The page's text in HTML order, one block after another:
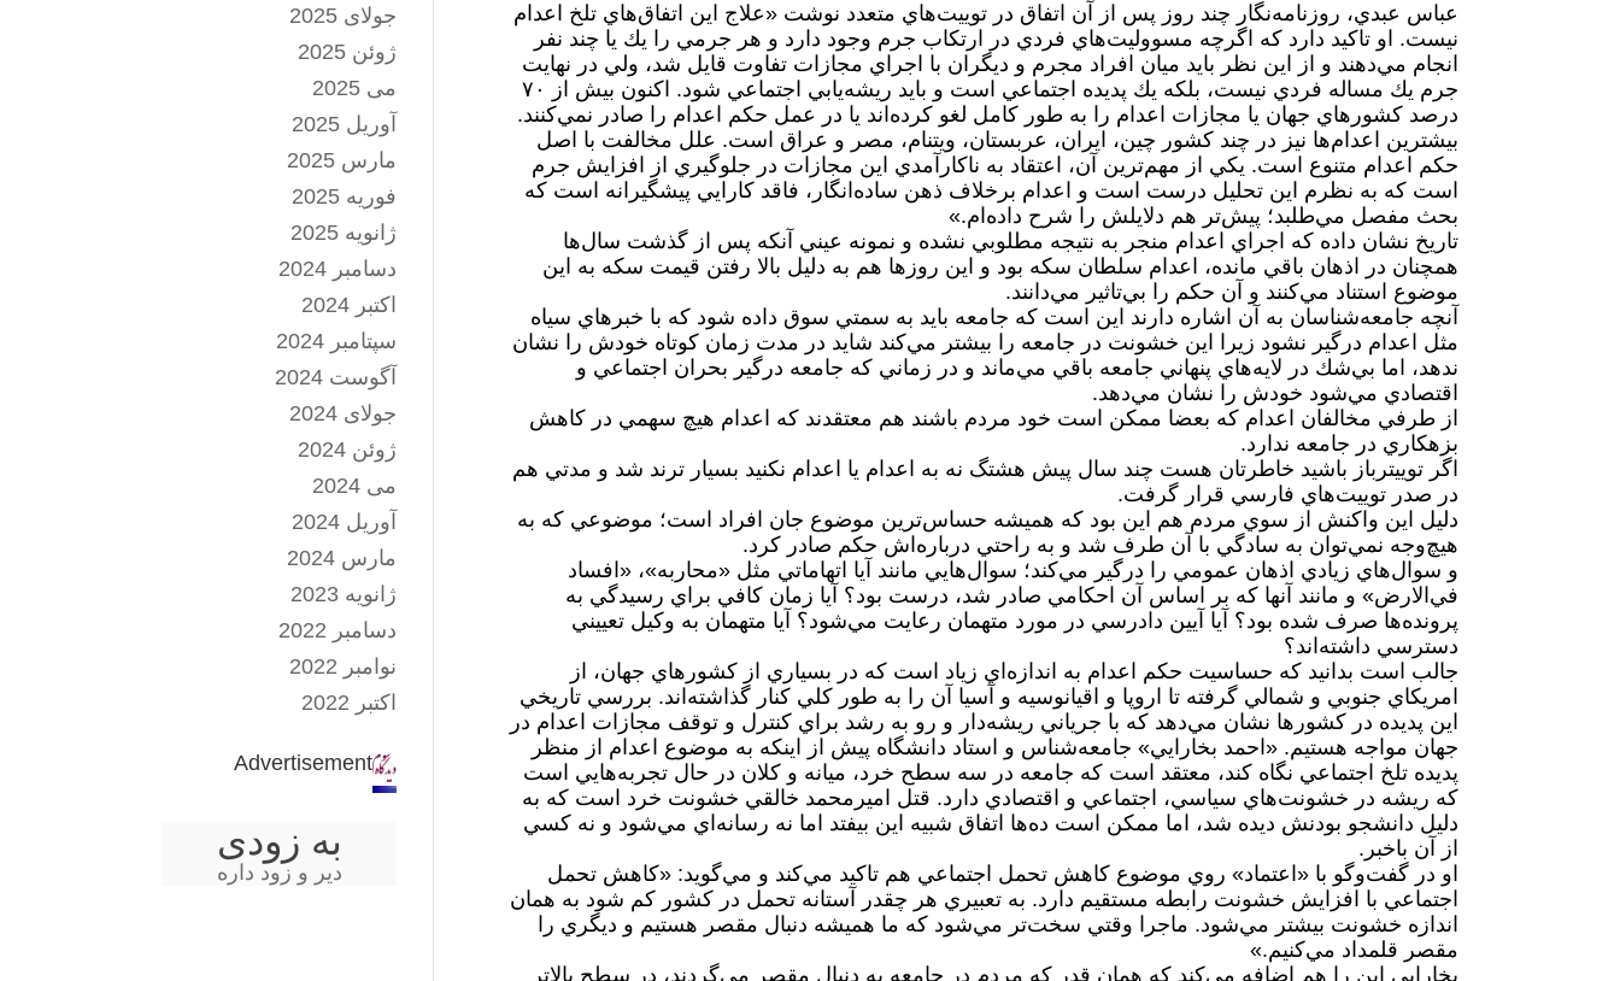
عباس عبدي، روزنامه‌نگار چند روز پس از آن اتفاق در توييت‌هاي متعدد نوشت «علاج اين اتفاق‌هاي تلخ اعدام
نيست. او تاكيد دارد كه اگرچه مسووليت‌هاي فردي در ارتكاب جرم وجود دارد و هر جرمي را يك يا چند نفر
انجام مي‌دهند و از اين نظر بايد ميان افراد مجرم و ديگران با اجراي مجازات تفاوت قايل شد، ولي در نهايت
جرم يك مساله فردي نيست، بلكه يك پديده اجتماعي است و بايد ريشه‌يابي اجتماعي شود. اكنون بيش از ۷۰
درصد كشورهاي جهان يا مجازات اعدام را به ‌طور كامل لغو كرده‌اند يا در عمل حكم اعدام را صادر نمي‌كنند.
بيشترين اعدام‌ها نيز در چند كشور چين، ايران، عربستان، ويتنام، مصر و عراق است. علل مخالفت با اصل
حكم اعدام متنوع است. يكي از مهم‌ترين آن، اعتقاد به ناكارآمدي اين مجازات در جلوگيري از افزايش جرم
است كه به نظرم اين تحليل درست است و اعدام برخلاف ذهن ساده‌انگار، فاقد كارايي پيشگيرانه است كه
بحث مفصل مي‌طلبد؛ پيش‌تر هم دلايلش را شرح داده‌ام.»
تاريخ نشان داده كه اجراي اعدام منجر به نتيجه مطلوبي نشده و نمونه عيني آنكه پس از گذشت سال‌ها
همچنان در اذهان باقي مانده، اعدام سلطان سكه بود و اين روزها هم به دليل بالا رفتن قيمت سكه به اين
موضوع استناد مي‌كنند و آن حكم را بي‌تاثير مي‌دانند.
آنچه جامعه‌شناسان به آن اشاره دارند اين است كه جامعه بايد به سمتي سوق داده شود كه با خبرهاي سياه
مثل اعدام درگير نشود زيرا اين خشونت در جامعه را بيشتر مي‌كند شايد در مدت زمان كوتاه خودش را نشان
ندهد، اما بي‌شك در لايه‌هاي پنهاني جامعه باقي مي‌ماند و در زماني كه جامعه درگير بحران اجتماعي و
اقتصادي مي‌شود خودش را نشان مي‌دهد.
از طرفي مخالفان اعدام كه بعضا ممكن است خود مردم باشند هم معتقدند كه اعدام هيچ سهمي در كاهش
بزهكاري در جامعه ندارد.
اگر توييترباز باشيد خاطرتان هست چند سال پيش هشتگ نه به اعدام يا اعدام نكنيد بسيار ترند شد و مدتي هم
در صدر توييت‌هاي فارسي قرار گرفت.
دليل اين واكنش از سوي مردم هم اين بود كه هميشه حساس‌ترين موضوع جان افراد است؛ موضوعي كه به
هيچ‌وجه نمي‌توان به سادگي با آن طرف شد و به راحتي درباره‌اش حكم صادر كرد.
و سوال‌هاي زيادي اذهان عمومي را درگير مي‌كند؛ سوال‌هايي مانند آيا اتهاماتي مثل «محاربه»، «افساد
في‌الارض» و مانند آنها كه بر اساس آن احكامي صادر شد، درست بود؟ آيا زمان كافي براي رسيدگي به
پرونده‌ها صرف شده بود؟ آيا آيين دادرسي در مورد متهمان رعايت مي‌شود؟ آيا متهمان به وكيل تعييني
دسترسي داشته‌اند؟
جالب است بدانيد كه حساسيت حكم اعدام به اندازه‌اي زياد است كه در بسياري از كشورهاي جهان، از
امريكاي جنوبي و شمالي گرفته تا اروپا و اقيانوسيه و آسيا آن را به‌ طور كلي كنار گذاشته‌اند. بررسي تاريخي
اين پديده در كشورها نشان مي‌دهد كه با جرياني ريشه‌دار و رو به رشد براي كنترل و توقف مجازات اعدام در
جهان مواجه هستيم. «احمد بخارايي» جامعه‌شناس و استاد دانشگاه پيش از اينكه به موضوع اعدام از منظر
پديده تلخ اجتماعي نگاه كند، معتقد است كه جامعه در سه سطح خرد، ميانه و كلان در حال تجربه‌هايي است
كه ريشه در خشونت‌هاي سياسي، اجتماعي و اقتصادي دارد. قتل اميرمحمد خالقي خشونت خرد است كه به
دليل دانشجو بودنش ديده شد، اما ممكن است ده‌ها اتفاق شبيه اين بيفتد اما نه رسانه‌اي مي‌شود و نه كسي
از آن باخبر.
او در گفت‌وگو با «اعتماد» روي موضوع كاهش تحمل اجتماعي هم تاكيد مي‌كند و مي‌گويد: «كاهش تحمل
اجتماعي با افزايش خشونت رابطه مستقيم دارد. به تعبيري هر چقدر آستانه تحمل در كشور كم شود به همان
اندازه خشونت بيشتر مي‌شود. ماجرا وقتي سخت‌تر مي‌شود كه ما هميشه دنبال مقصر هستيم و ديگري را
مقصر قلمداد مي‌كنيم.»
بخارايي اين را هم اضافه مي‌كند كه همان قدر كه مردم در جامعه به دنبال مقصر مي‌گردند، در سطح بالاتر
جولای 2025
ژوئن 2025
می 2025
آوریل 2025
مارس 2025
فوریه 2025
ژانویه 2025
دسامبر 2024
اکتبر 2024
سپتامبر 2024
آگوست 2024
جولای 2024
ژوئن 2024
می 2024
آوریل 2024
مارس 2024
ژانویه 2023
دسامبر 2022
نوامبر 2022
اکتبر 2022
Advertisement
به زودی
دیر و زود داره